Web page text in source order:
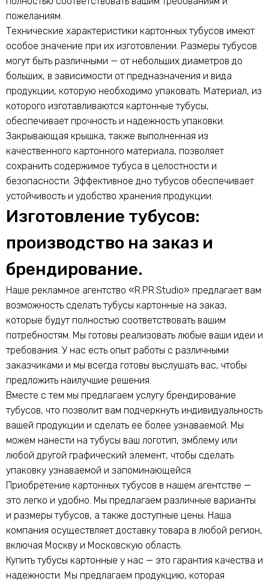
пожеланиям.
Технические характеристики картонных тубусов имеют
особое значение при их изготовлении. Размеры тубусов
могут быть различными — от небольших диаметров до
больших, в зависимости от предназначения и вида
продукции, которую необходимо упаковать. Материал, из
которого изготавливаются картонные тубусы,
обеспечивает прочность и надежность упаковки.
Закрывающая крышка, также выполненная из
качественного картонного материала, позволяет
сохранить содержимое тубуса в целостности и
безопасности. Эффективное дно тубусов обеспечивает
устойчивость и удобство хранения продукции.
Изготовление тубусов:
производство на заказ и
брендирование.
Наше рекламное агентство «R.PR.Studio» предлагает вам
возможность сделать тубусы картонные на заказ,
которые будут полностью соответствовать вашим
потребностям. Мы готовы реализовать любые ваши идеи и
требования. У нас есть опыт работы с различными
заказчиками и мы всегда готовы выслушать вас, чтобы
предложить наилучшие решения.
Вместе с тем мы предлагаем услугу брендирование
тубусов, что позволит вам подчеркнуть индивидуальность
вашей продукции и сделать ее более узнаваемой. Мы
можем нанести на тубусы ваш логотип, эмблему или
любой другой графический элемент, чтобы сделать
упаковку узнаваемой и запоминающейся.
Приобретение картонных тубусов в нашем агентстве —
это легко и удобно. Мы предлагаем различные варианты
и размеры тубусов, а также доступные цены. Наша
компания осуществляет доставку товара в любой регион,
включая Москву и Московскую область.
Купить тубусы картонные у нас — это гарантия качества и
надежности. Мы предлагаем продукцию, которая